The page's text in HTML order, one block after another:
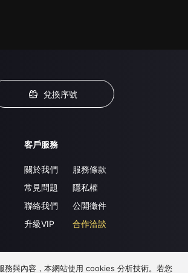
兌換序號
客戶服務
關於我們
常見問題
聯絡我們
升級VIP
服務條款
隱私權
公開徵件
合作洽談
務與內容，本網站使用 cookies 分析技術。若您